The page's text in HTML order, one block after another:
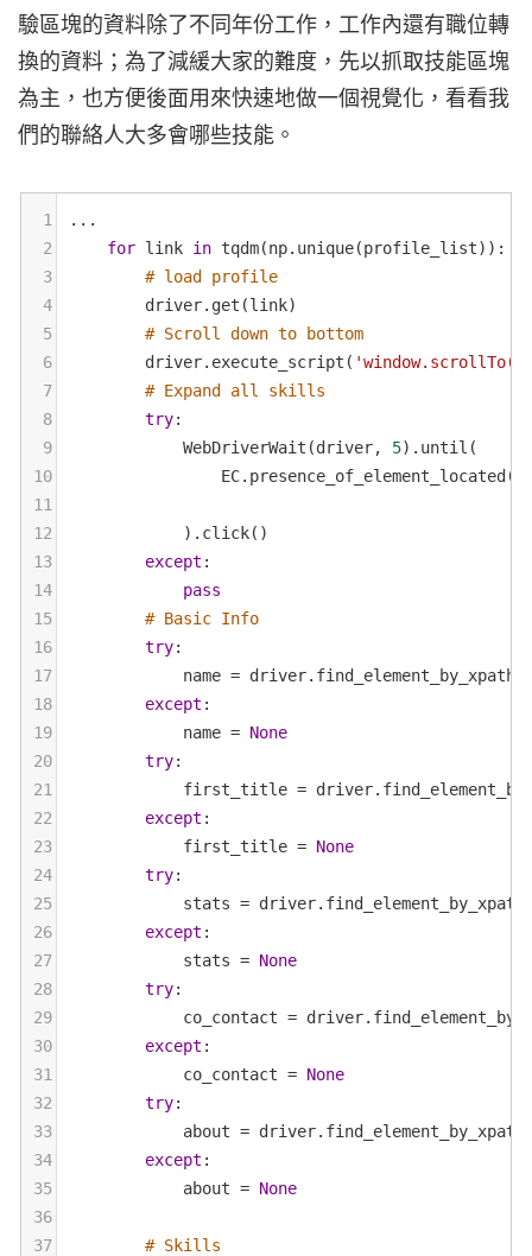
驗區塊的資料除了不同年份工作，工作內還有職位轉
換的資料；為了減緩大家的難度，先以抓取技能區塊
為主，也方便後面用來快速地做一個視覺化，看看我
們的聯絡人大多會哪些技能。
1
...
2
for link in tqdm(np. unique(profile_list)):
3
# load profile
4
driver. get (link)
5
# Scroll down to bottom
6
driver. execute_script (
7
# Expand all skills
8
try:
9
WebDriverWait (driver, 5). until (
10
EC. presence_of_element_located ((
11
12
            ).
click()
13
except :
14
pass
15
# Basic Info
16
try:
17
name = driver. find_element_by_xpath
18
except :
19
name = None
20
try:
21
first_title = driver.
22
except :
23
first_title = None
24
try:
25
stats = driver. find_element_by_xpath
26
except :
27
stats = None
28
try:
29
co_contact = driver.
30
except :
31
co_contact = None
32
try:
33
about = driver. find_element_by_xpath
34
except :
35
about = None
36
37
# Skills